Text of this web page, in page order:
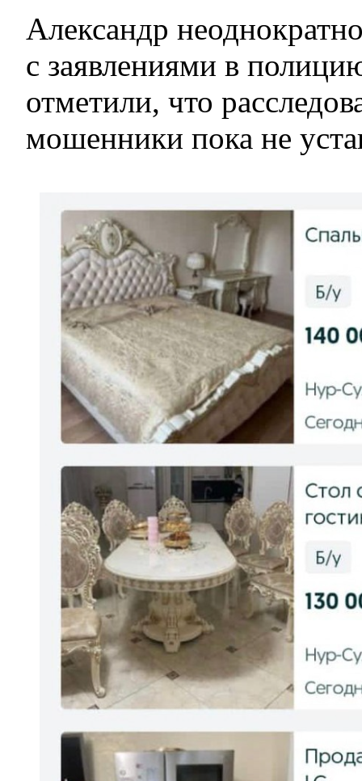
Александр
с заявлениями в
отметили, что
мошенники пока не